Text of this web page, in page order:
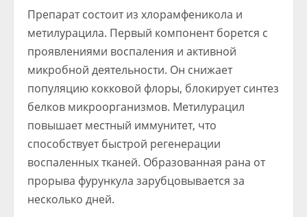
Препарат состоит из хлорамфеникола и
метилурацила. Первый компонент борется с
проявлениями воспаления и активной
микробной деятельности. Он снижает
популяцию кокковой флоры, блокирует синтез
белков микроорганизмов. Метилурацил
повышает местный иммунитет, что
способствует быстрой регенерации
воспаленных тканей. Образованная рана от
прорыва фурункула зарубцовывается за
несколько дней.